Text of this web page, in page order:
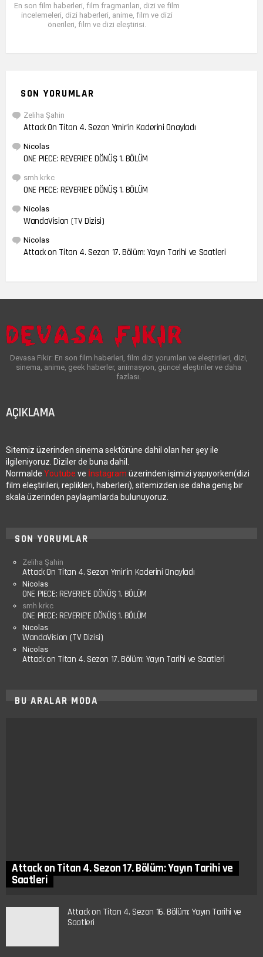
En son film haberleri, film fragmanları, dizi ve film
incelemeleri, dizi haberleri, anime, film ve dizi
önerileri, film ve dizi eleştirisi.
SON YORUMLAR
Zeliha Şahin
Attack On Titan 4. Sezon Ymir’in Kaderini Onayladı
Nicolas
ONE PIECE: REVERIE’E DÖNÜŞ 1. BÖLÜM
smh krkc
ONE PIECE: REVERIE’E DÖNÜŞ 1. BÖLÜM
Nicolas
WandaVision (TV Dizisi)
Nicolas
Attack on Titan 4. Sezon 17. Bölüm: Yayın Tarihi ve Saatleri
Devasa Fikir: En son film haberleri, film dizi yorumları ve eleştirileri, dizi,
sinema, anime, geek haberler, animasyon, güncel eleştiriler ve daha
fazlası.
AÇIKLAMA
Sitemiz üzerinden sinema sektörüne dahil olan her şey ile
ilgileniyoruz. Diziler de buna dahil.
Normalde Youtube ve İnstagram üzerinden işimizi yapıyorken(dizi
film eleştirileri, replikleri, haberleri), sitemizden ise daha geniş bir
skala üzerinden paylaşımlarda bulunuyoruz.
SON YORUMLAR
Zeliha Şahin
Attack On Titan 4. Sezon Ymir’in Kaderini Onayladı
Nicolas
ONE PIECE: REVERIE’E DÖNÜŞ 1. BÖLÜM
smh krkc
ONE PIECE: REVERIE’E DÖNÜŞ 1. BÖLÜM
Nicolas
WandaVision (TV Dizisi)
Nicolas
Attack on Titan 4. Sezon 17. Bölüm: Yayın Tarihi ve Saatleri
BU ARALAR MODA
Attack on Titan 4. Sezon 17. Bölüm: Yayın Tarihi ve
Saatleri
Attack on Titan 4. Sezon 16. Bölüm: Yayın Tarihi ve
Saatleri